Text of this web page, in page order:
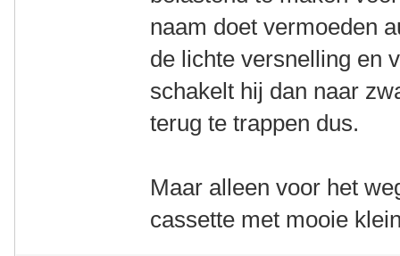
naam doet vermoeden
de lichte versnelling en
schakelt hij dan naar
terug te trappen dus.
Maar alleen voor het
cassette met mooie